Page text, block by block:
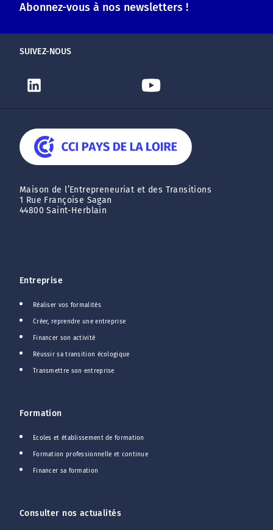
Abonnez-vous à nos newsletters !
SUIVEZ-NOUS
Maison de l’Entrepreneuriat et des Transitions
1 Rue Françoise Sagan
44800 Saint-Herblain
Entreprise
Réaliser vos formalités
Créer, reprendre une entreprise
Financer son activité
Réussir sa transition écologique
Transmettre son entreprise
Formation
Ecoles et établissement de formation
Formation professionnelle et continue
Financer sa formation
Consulter nos actualités